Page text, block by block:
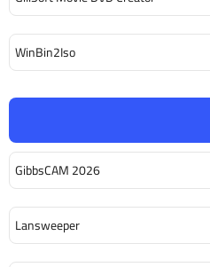
GibbsCAM 2026
Lansweeper
WinBin2Iso